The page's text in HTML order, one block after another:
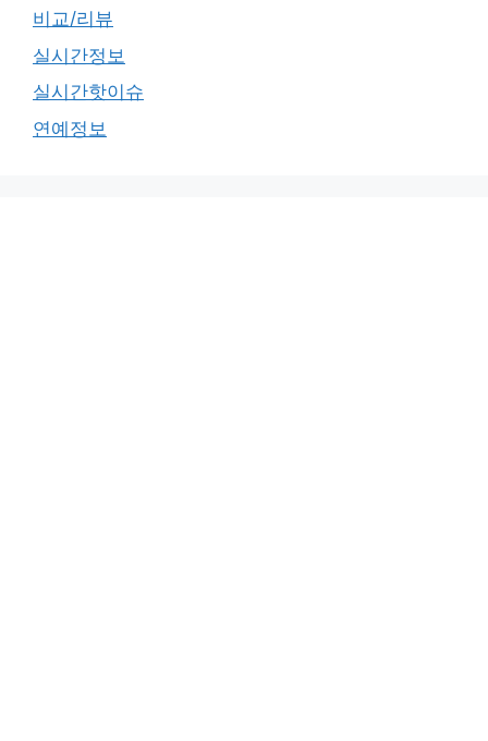
비교/리뷰
실시간정보
실시간핫이슈
연예정보